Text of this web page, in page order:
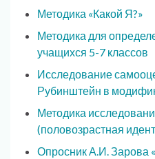
Методика «Какой Я?»
Методика для
учащихся 5-7 классов
Исследование
Рубинштейн в
Методика
(половозрастная
Опросник А.И. Зарова